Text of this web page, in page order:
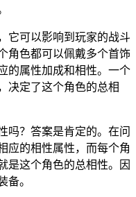
它可以影响到玩家的战斗
角色都可以佩戴多个首饰
的属性加成和相性。一个
决定了这个角色的总相
吗？答案是肯定的。在问
应的相性属性，而每个角
是这个角色的总相性。因
备。